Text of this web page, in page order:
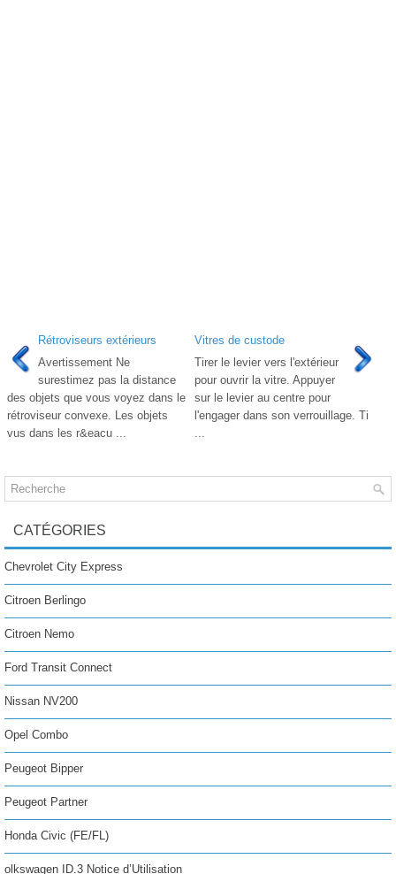
Rétroviseurs extérieurs
Avertissement Ne
surestimez pas la distance
des objets que vous voyez dans le
rétroviseur convexe. Les objets
vus dans les r&eacu ...
Vitres de custode
Tirer le levier vers l'extérieur
pour ouvrir la vitre. Appuyer
sur le levier au centre pour
l'engager dans son verrouillage. Ti
CATÉGORIES
Chevrolet City Express
Citroen Berlingo
Citroen Nemo
Ford Transit Connect
Nissan NV200
Opel Combo
Peugeot Bipper
Peugeot Partner
Honda Civic (FE/FL)
olkswagen ID.3 Notice d’Utilisation